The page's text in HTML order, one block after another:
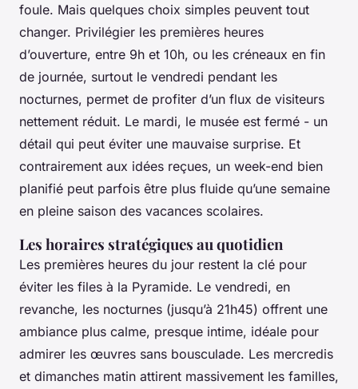
foule. Mais quelques choix simples peuvent tout
changer. Privilégier les premières heures
d’ouverture, entre 9h et 10h, ou les créneaux en fin
de journée, surtout le vendredi pendant les
nocturnes, permet de profiter d’un flux de visiteurs
nettement réduit. Le mardi, le musée est fermé - un
détail qui peut éviter une mauvaise surprise. Et
contrairement aux idées reçues, un week-end bien
planifié peut parfois être plus fluide qu’une semaine
en pleine saison des vacances scolaires.
Les horaires stratégiques au quotidien
Les premières heures du jour restent la clé pour
éviter les files à la Pyramide. Le vendredi, en
revanche, les nocturnes (jusqu’à 21h45) offrent une
ambiance plus calme, presque intime, idéale pour
admirer les œuvres sans bousculade. Les mercredis
et dimanches matin attirent massivement les familles,